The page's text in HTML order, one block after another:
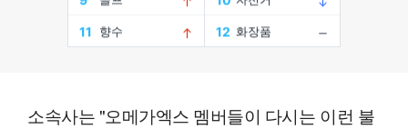
소속사는 "오메가엑스 멤버들이 다시는 이런 불